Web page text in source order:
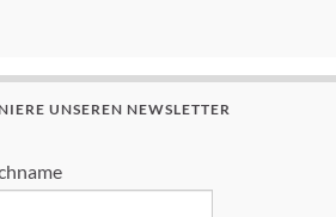
UNSEREN NEWSLETTER